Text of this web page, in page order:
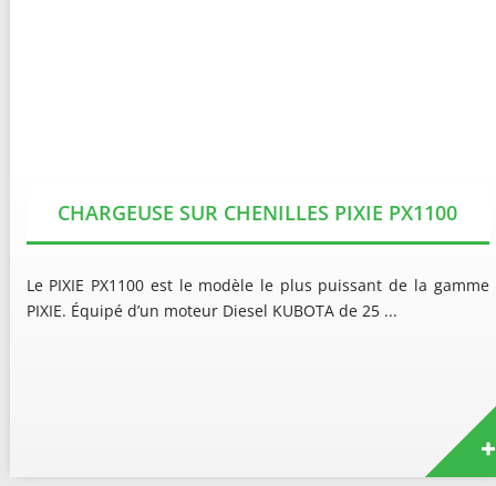
CHARGEUSE SUR CHENILLES PIXIE PX1100
Le PIXIE PX1100 est le modèle le plus puissant de la gamme
PIXIE. Équipé d’un moteur Diesel KUBOTA de 25 ...